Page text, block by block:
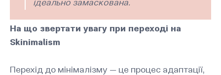
ідеально замаскована.
На що звертати увагу при переході на
Skinimalism
Перехід до мінімалізму — це процес адаптації,